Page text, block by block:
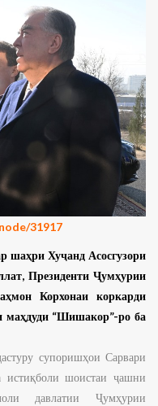
31917
шаҳри Хуҷанд Асосгузори
Президенти Ҷумҳурии
Корхонаи коркарди
“Шишакор”-ро ба
супоришҳои Сарвари
истиқболи шоистаи ҷашни
давлатии Ҷумҳурии